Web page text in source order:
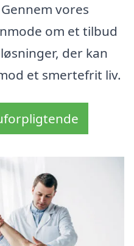
vores
om et tilbud
der kan
et smertefrit liv.